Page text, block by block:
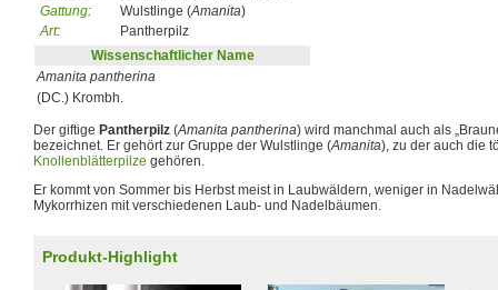
Gattung: Wulstlinge (Amanita)
Art:
Pantherpilz
Wissenschaftlicher Name
Amanita pantherina
(DC.) Krombh.
Der giftige Pantherpilz (Amanita pantherina) wird manchmal auch als
bezeichnet. Er gehört zur Gruppe der Wulstlinge (Amanita), zu der auch die
Knollenblätterpilze gehören.
Er kommt von Sommer bis Herbst meist in Laubwäldern, weniger in
Mykorrhizen mit verschiedenen Laub- und Nadelbäumen.
Produkt-Highlight